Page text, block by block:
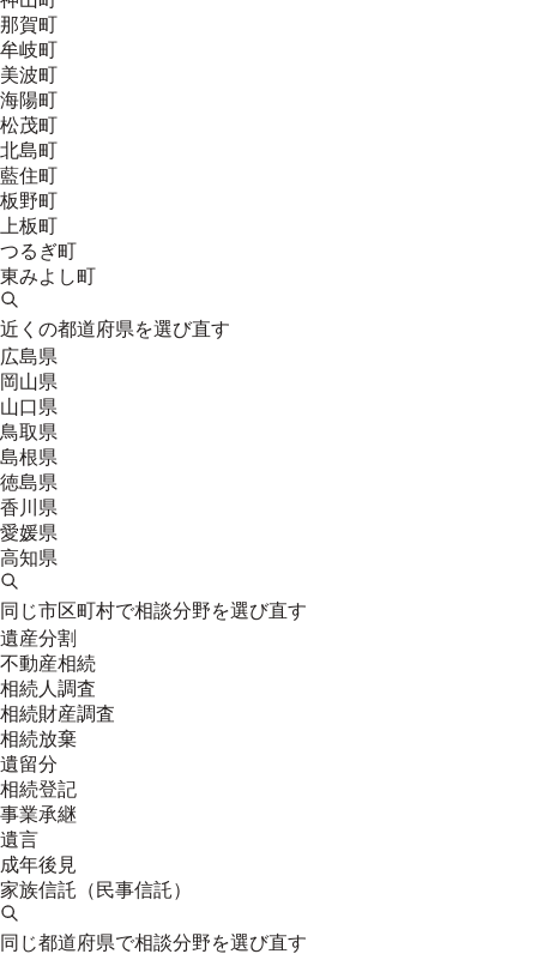
那賀町
牟岐町
美波町
海陽町
松茂町
北島町
藍住町
板野町
上板町
つるぎ町
東みよし町
近くの都道府県を選び直す
広島県
岡山県
山口県
鳥取県
島根県
徳島県
香川県
愛媛県
高知県
同じ市区町村で相談分野を選び直す
遺産分割
不動産相続
相続人調査
相続財産調査
相続放棄
遺留分
相続登記
事業承継
遺言
成年後見
家族信託（民事信託）
同じ都道府県で相談分野を選び直す